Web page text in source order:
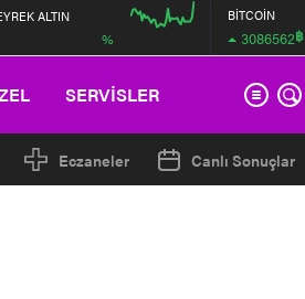
ALTIN
%
BİTCOİN
3086562฿
SERVİSLER
Eczaneler Canlı Sonuçlar